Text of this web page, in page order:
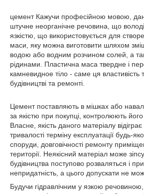
цемент Кажучи професійною мовою,
штучне неорганічне речовина, що
язкістю, що використовується для
маси, яку можна виготовити шляхом
водою або водним розчином солей, а
рідинами. Пластична маса твердне і
камневидное тіло - саме ця властивість
будівництві та ремонті.
Цемент поставляють в мішках або
за якістю при покупці, контролюють
Власне, якість даного матеріалу
тривалості терміну експлуатації будь-
споруди, довговічності ремонту
території. Неякісний матеріал може
будівництва поступово розваляться і
непридатність, а цього допускати не
Будучи гідравлічним у язкою